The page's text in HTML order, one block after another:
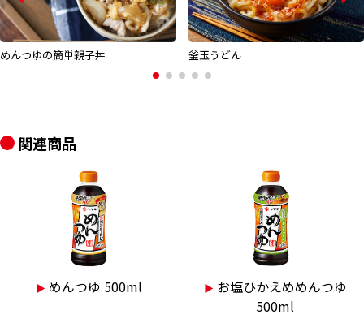
めんつゆの簡単親子丼 釜玉うどん
関連商品
▶︎ めんつゆ 500ml ▶︎ お塩ひかえめめんつゆ
500ml